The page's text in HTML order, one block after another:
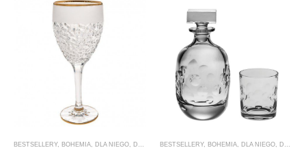
BESTSELLERY, BOHEMIA DLA NIEGO DLA NIEJ ,JIHLAVA NICOLETTE, KIELISZKI ,KIELISZKI
BESTSELLERY, BOHEMIA DLA NIEGO DLA NIEJ